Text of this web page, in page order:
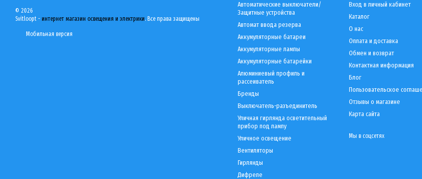
© 2026
Svitloopt - интернет магазин освещения и электрики. Все права защищены
Мобильная версия
Автоматические выключатели/
Защитные устройства
Автомат ввода резерва
Аккумуляторные батареи
Аккумуляторные лампы
Аккумуляторные батарейки
Алюминиевый профиль и
рассеиватель
Бренды
Выключатель-разъединитель
Уличная гирлянда осветительный
прибор под лампу
Уличное освещение
Вентиляторы
Гирлянды
Дифреле
Вход в личный кабинет
Каталог
О нас
Оплата и доставка
Обмен и возврат
Контактная информация
Блог
Пользовательское
Отзывы о магазине
Карта сайта
Мы в соцсетях